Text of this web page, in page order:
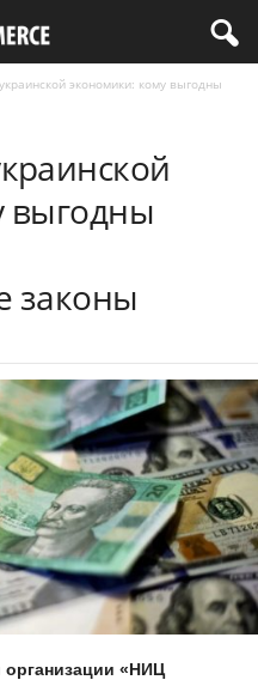
экономики: кому выгодны
выгодны
законы
«НИЦ